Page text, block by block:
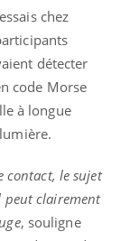
chez
détecter
code Morse
à longue
contact, le sujet
peut clairement
, souligne